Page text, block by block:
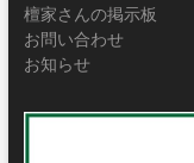
檀家さんの掲示板
お問い合わせ
お知らせ